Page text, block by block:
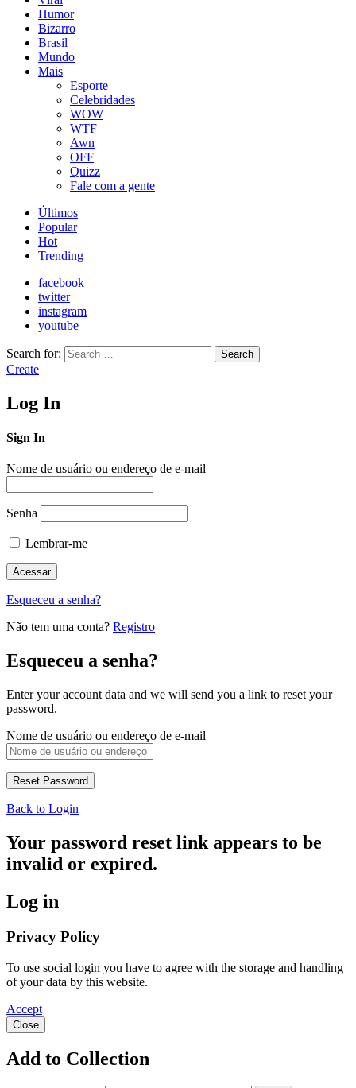
Humor
Bizarro
Brasil
Mundo
Mais
Esporte
Celebridades
WOW
WTF
Awn
OFF
Quizz
Fale com a gente
Últimos
Popular
Hot
Trending
facebook
twitter
instagram
youtube
Search for: Search
Create
Log In
Sign In
Nome de usuário ou endereço de e-mail
Senha
Lembrar-me
Esqueceu a senha?
Não tem uma conta? Registro
Esqueceu a senha?
Enter your account data and we will send you a link to reset your
password.
Nome de usuário ou endereço de e-mail
Back to Login
Your password reset link appears to be
invalid or expired.
Log in
Privacy Policy
To use social login you have to agree with the storage and handling
of your data by this website.
Accept
Close
Add to Collection